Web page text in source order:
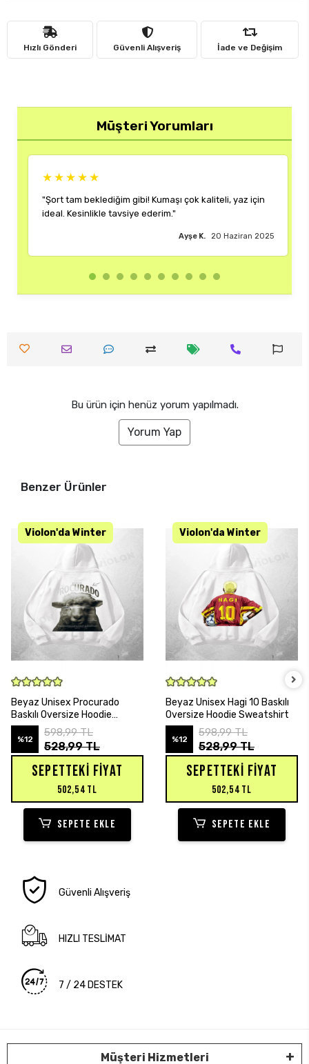
Hızlı Gönderi Güvenli Alışveriş İade ve Değişim
Müşteri Yorumları
gibi! Kumaşı çok kaliteli, yaz için
tavsiye ederim."
20 Haziran 2025
"Rengi ve kalıbı
Bu ürün için henüz yorum yapılmadı.
Yorum Yap
Benzer Ürünler
Beyaz Unisex Procurado
Baskılı Oversize Hoodie
Sweatshirt
%12
598,99 TL
528,99 TL
SEPETTEKI FIYAT
502,54 TL
SEPETE EKLE
Beyaz Unisex Hagi 10 Baskılı
Oversize Hoodie Sweatshirt
%12
598,99 TL
528,99 TL
SEPETTEKI FIYAT
502,54 TL
SEPETE EKLE
Güvenli Alışveriş
HIZLI TESLİMAT
7 / 24 DESTEK
Müşteri Hizmetleri